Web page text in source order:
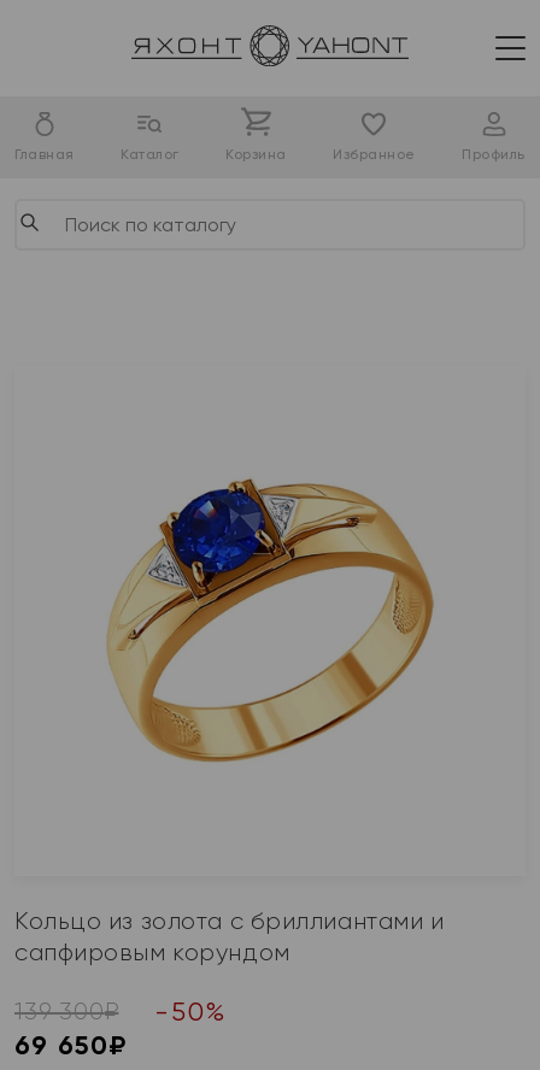
Главная Каталог Корзина Избранное Профиль
Кольцо из золота с бриллиантами и
сапфировым корундом
139 300₽ - 50%
69 650₽